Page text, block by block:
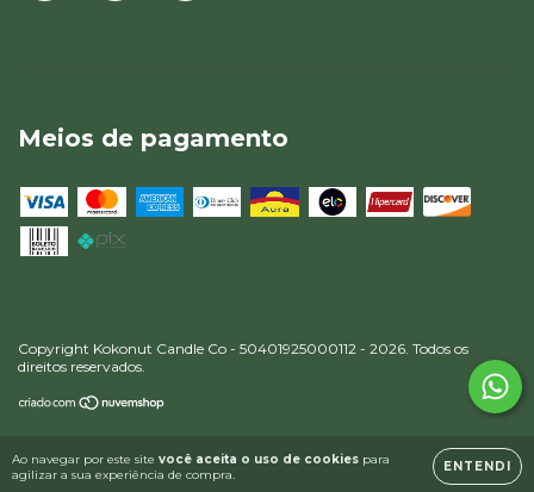
Ao navegar por este site você aceita o uso de cookies para
agilizar a sua experiência de compra.
ENTENDI
Meios de pagamento
Copyright Kokonut Candle Co - 50401925000112 - 2026. Todos os
direitos reservados.